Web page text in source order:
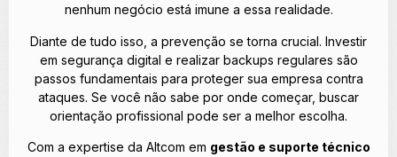
nenhum negócio está imune a essa realidade.
Diante de tudo isso, a prevenção se torna crucial. Investir
em segurança digital e realizar backups regulares são
passos fundamentais para proteger sua empresa contra
ataques. Se você não sabe por onde começar, buscar
orientação profissional pode ser a melhor escolha.
Com a expertise da Altcom em gestão e suporte técnico